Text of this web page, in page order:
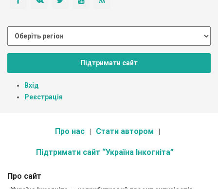
Підтримати сайт
Вхід
Реєстрація
Про нас Стати автором
Підтримати сайт “Україна Інкогніта”
Про сайт